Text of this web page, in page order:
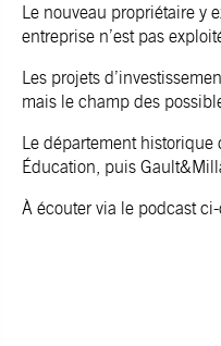
Le nouveau propriétaire y
entreprise n’est pas
Les projets
mais le champ des
Le département
Éducation, puis
À écouter via le podcast